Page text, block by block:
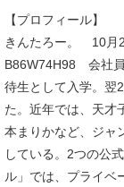
【プロフィール】
きんたろー。 10
B86W74H98 会社
待生として入学。翌
た。近年では、天才
本まりかなど、ジャ
している。2つの公
ル」では、プライベ